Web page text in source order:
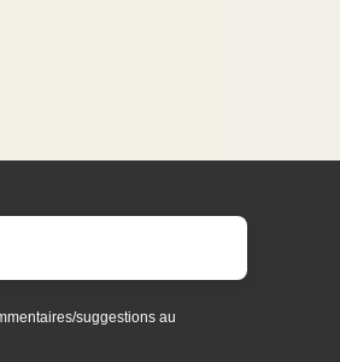
suggestions au